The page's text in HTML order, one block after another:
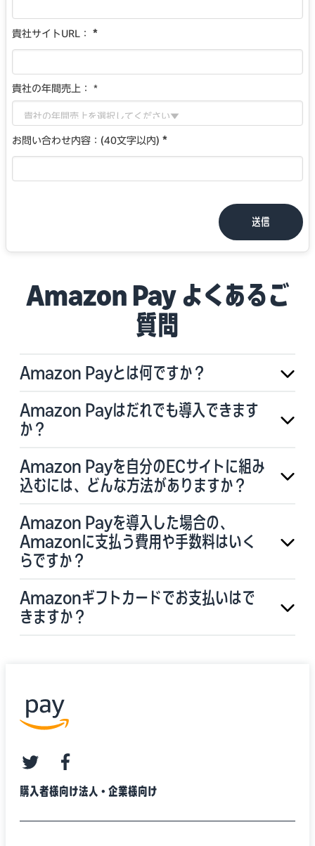
貴社サイトURL： *
貴社の年間売上： *
お問い合わせ内容：(40文字以内) *
送信
Amazon Pay よくあるご
質問
Amazon Payとは何ですか？
Amazon Payはだれでも導入できます
か？
Amazon Payを自分のECサイトに組み
込むには、どんな方法がありますか？
Amazon Payを導入した場合の、
Amazonに支払う費用や手数料はいく
らですか？
Amazonギフトカードでお支払いはで
きますか？
購入者様向け法人・企業様向け
twitterfacebook